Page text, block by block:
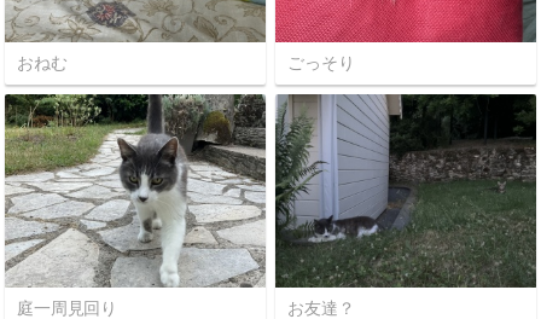
おねむ ごっそり
庭一周見回り お友達？